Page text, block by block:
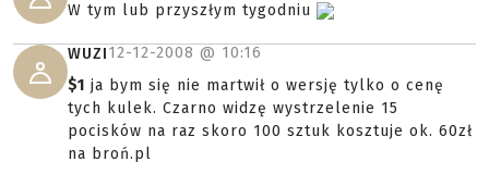
W tym lub przyszłym tygodniu
WUZI12-12-2008 @ 10:16
$1 ja bym się nie martwił o wersję tylko o cenę
tych kulek. Czarno widzę wystrzelenie 15
pocisków na raz skoro 100 sztuk kosztuje ok. 60zł
na broń.pl